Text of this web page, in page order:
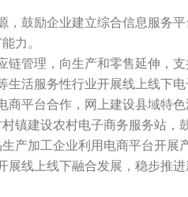
励企业建立综合信息服务平
力。
理，向生产和零售延伸，支
服务性行业开展线上线下电
平台合作，网上建设县域特色
镇建设农村电子商务服务站
产加工企业利用电商平台开展
上线下融合发展，稳步推进